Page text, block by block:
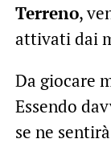
Terreno,
attivati dai
Da giocare
Essendo
se ne